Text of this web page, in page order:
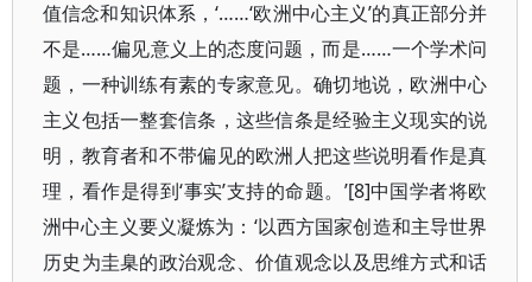
值信念和知识体系，‘……‘欧洲中心主义’的真正部分并
不是……偏见意义上的态度问题，而是……一个学术问
题，一种训练有素的专家意见。确切地说，欧洲中心
主义包括一整套信条，这些信条是经验主义现实的说
明，教育者和不带偏见的欧洲人把这些说明看作是真
理，看作是得到‘事实’支持的命题。’[8]中国学者将欧
洲中心主义要义凝炼为：‘以西方国家创造和主导世界
历史为圭臬的政治观念、价值观念以及思维方式和话